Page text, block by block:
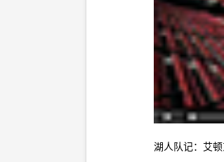
湖人队记：艾